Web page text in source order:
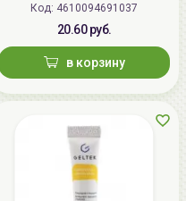
Код: 4610094691037
20.60 руб.
в корзину